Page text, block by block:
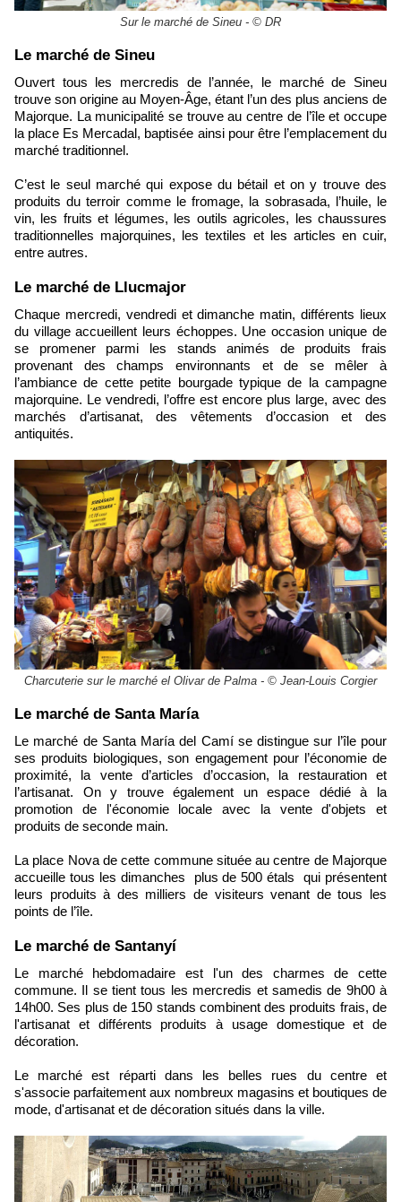
Sur le marché de Sineu - © DR
​Le marché de Sineu
Ouvert tous les mercredis de l’année, le marché de Sineu
trouve son origine au Moyen-Âge, étant l’un des plus anciens de
Majorque. La municipalité se trouve au centre de l’île et occupe
la place Es Mercadal, baptisée ainsi pour être l’emplacement du
marché traditionnel.
C’est le seul marché qui expose du bétail et on y trouve des
produits du terroir comme le fromage, la sobrasada, l’huile, le
vin, les fruits et légumes, les outils agricoles, les chaussures
traditionnelles majorquines, les textiles et les articles en cuir,
entre autres.
Le marché de Llucmajor
Chaque mercredi, vendredi et dimanche matin, différents lieux
du village accueillent leurs échoppes. Une occasion unique de
se promener parmi les stands animés de produits frais
provenant des champs environnants et de se mêler à
l’ambiance de cette petite bourgade typique de la campagne
majorquine. Le vendredi, l’offre est encore plus large, avec des
marchés d’artisanat, des vêtements d’occasion et des
antiquités.
Charcuterie sur le marché el Olivar de Palma - © Jean-Louis Corgier
Le marché de Santa María
Le marché de Santa María del Camí se distingue sur l’île pour
ses produits biologiques, son engagement pour l’économie de
proximité, la vente d’articles d’occasion, la restauration et
l’artisanat. On y trouve également un espace dédié à la
promotion de l'économie locale avec la vente d'objets et
produits de seconde main.
La place Nova de cette commune située au centre de Majorque
accueille tous les dimanches plus de 500 étals qui présentent
leurs produits à des milliers de visiteurs venant de tous les
points de l’île.
Le marché de Santanyí
Le marché hebdomadaire est l'un des charmes de cette
commune. Il se tient tous les mercredis et samedis de 9h00 à
14h00. Ses plus de 150 stands combinent des produits frais, de
l'artisanat et différents produits à usage domestique et de
décoration.
Le marché est réparti dans les belles rues du centre et
s'associe parfaitement aux nombreux magasins et boutiques de
mode, d'artisanat et de décoration situés dans la ville.